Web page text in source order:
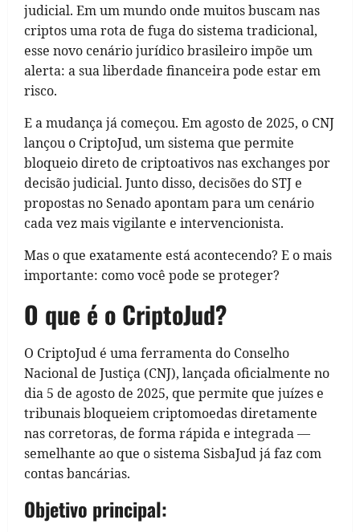
judicial. Em um mundo onde muitos buscam nas
criptos uma rota de fuga do sistema tradicional,
esse novo cenário jurídico brasileiro impõe um
alerta: a sua liberdade financeira pode estar em
risco.
E a mudança já começou. Em agosto de 2025, o CNJ
lançou o CriptoJud, um sistema que permite
bloqueio direto de criptoativos nas exchanges por
decisão judicial. Junto disso, decisões do STJ e
propostas no Senado apontam para um cenário
cada vez mais vigilante e intervencionista.
Mas o que exatamente está acontecendo? E o mais
importante: como você pode se proteger?
O que é o CriptoJud?
O CriptoJud é uma ferramenta do Conselho
Nacional de Justiça (CNJ), lançada oficialmente no
dia 5 de agosto de 2025, que permite que juízes e
tribunais bloqueiem criptomoedas diretamente
nas corretoras, de forma rápida e integrada —
semelhante ao que o sistema SisbaJud já faz com
contas bancárias.
Objetivo principal: